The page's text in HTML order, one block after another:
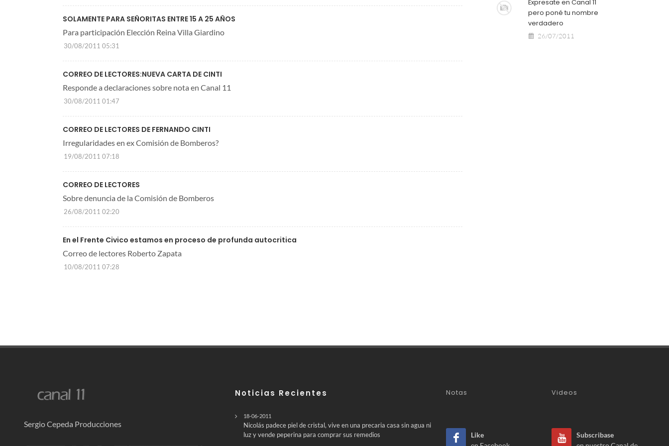
SOLAMENTE PARA SEÑORITAS ENTRE 15 A 25 AÑOS
Para participación Elección Reina Villa Giardino
30/08/2011 05:31
CORREO DE LECTORES:NUEVA CARTA DE CINTI
Responde a declaraciones sobre nota en Canal 11
30/08/2011 01:47
CORREO DE LECTORES DE FERNANDO CINTI
Irregularidades en ex Comisión de Bomberos?
19/08/2011 07:18
CORREO DE LECTORES
Sobre denuncia de la Comisión de Bomberos
26/08/2011 02:20
En el Frente Civico estamos en proceso de profunda autocritica
Correo de lectores Roberto Zapata
10/08/2011 07:28
Expresate en Canal 11
pero poné tu nombre
verdadero
26/07/2011
Sergio Cepeda Producciones
Noticias Recientes
18-06-2011
Nicolás padece piel de cristal, vive en una precaria casa sin agua ni
luz y vende peperina para comprar sus remedios
Notas Videos
Like
Subscribase